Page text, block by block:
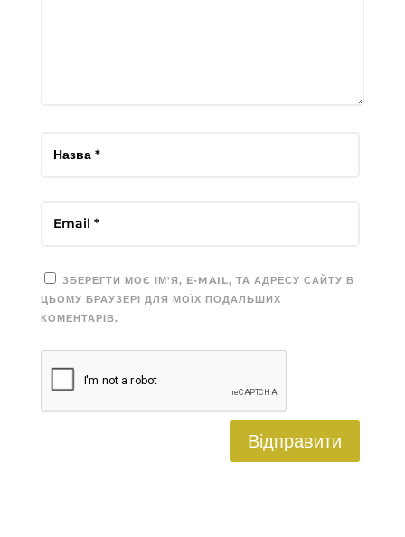
ЗБЕРЕГТИ МОЄ ІМ'Я, E-MAIL, ТА АДРЕСУ САЙТУ В
ЦЬОМУ БРАУЗЕРІ ДЛЯ МОЇХ ПОДАЛЬШИХ
КОМЕНТАРІВ.
Відправити